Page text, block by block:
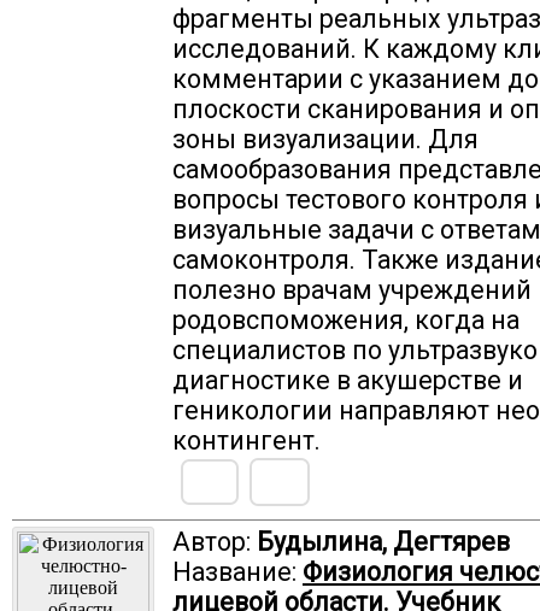
фрагменты реальных
исследований. К каждому
комментарии с указанием
плоскости сканирования и
зоны визуализации. Для
самообразования
вопросы тестового контроля
визуальные задачи с
самоконтроля. Также
полезно врачам учреждений
родовспоможения, когда на
специалистов по
диагностике в акушерстве и
геникологии направляют
контингент.
Автор: Будылина, Дегтярев
Название: Физиология
лицевой области. Учебник